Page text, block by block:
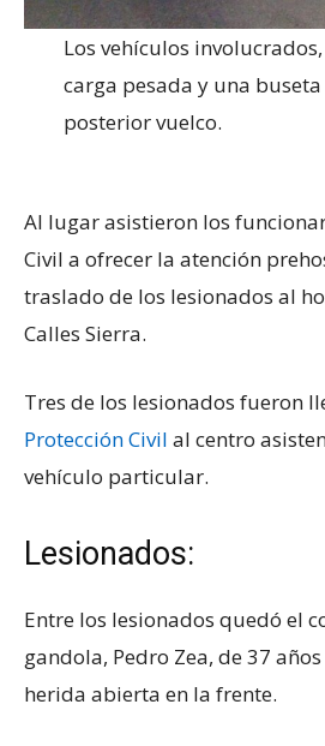
Los vehículos
carga pesada y una buseta
posterior vuelco.
Al lugar asistieron los
Civil a ofrecer la atención
traslado de los lesionados al
Calles Sierra.
Tres de los lesionados fueron
Protección Civil al centro
vehículo particular.
Lesionados:
Entre los lesionados quedó el
gandola, Pedro Zea, de 37
herida abierta en la frente.